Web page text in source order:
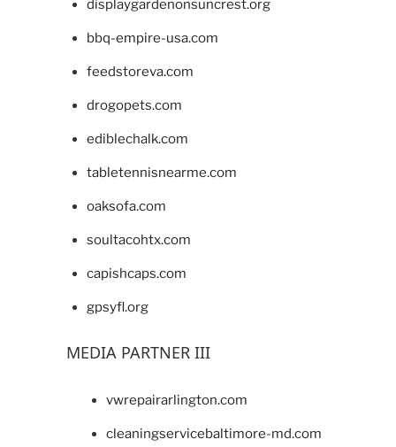
displaygardenonsuncrest.org
bbq-empire-usa.com
feedstoreva.com
drogopets.com
ediblechalk.com
tabletennisnearme.com
oaksofa.com
soultacohtx.com
capishcaps.com
gpsyfl.org
MEDIA PARTNER III
vwrepairarlington.com
cleaningservicebaltimore-md.com